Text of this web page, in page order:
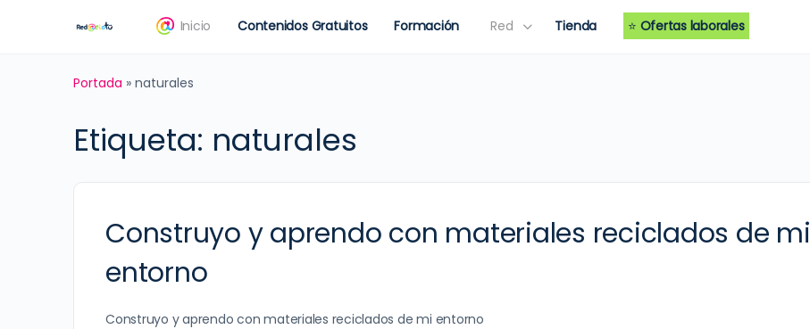
Inicio Contenidos Gratuitos Formación Red Tienda ⭐ Ofertas laborales
Portada » naturales
Etiqueta: naturales
Construyo y aprendo con materiales reciclados de mi
entorno
Construyo y aprendo con materiales reciclados de mi entorno